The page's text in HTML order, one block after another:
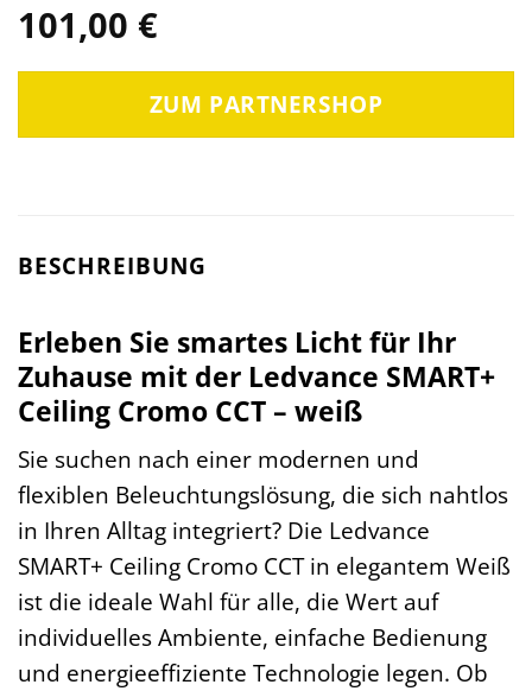
101,00 €
ZUM PARTNERSHOP
BESCHREIBUNG
Erleben Sie smartes Licht für Ihr
Zuhause mit der Ledvance SMART+
Ceiling Cromo CCT – weiß
Sie suchen nach einer modernen und
flexiblen Beleuchtungslösung, die sich nahtlos
in Ihren Alltag integriert? Die Ledvance
SMART+ Ceiling Cromo CCT in elegantem Weiß
ist die ideale Wahl für alle, die Wert auf
individuelles Ambiente, einfache Bedienung
und energieeffiziente Technologie legen. Ob